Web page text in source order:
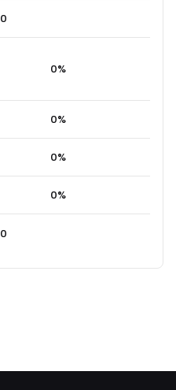
0
0%
0%
0%
0%
0